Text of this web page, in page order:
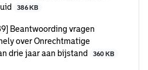
386 KB
Beantwoording vragen
over Onrechtmatige
drie jaar aan bijstand
360 KB